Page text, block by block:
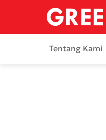
Tentang Kami